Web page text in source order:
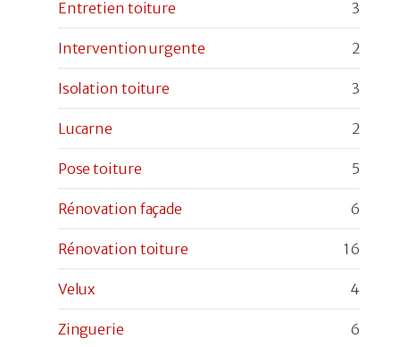
Entretien toiture 3
Intervention urgente 2
Isolation toiture 3
Lucarne 2
Pose toiture 5
Rénovation façade 6
Rénovation toiture 16
Velux 4
Zinguerie 6